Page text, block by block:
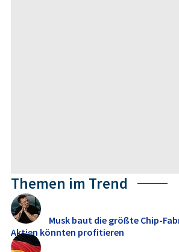
Themen im Trend
Musk baut die größte Chip-
Aktien könnten profitieren